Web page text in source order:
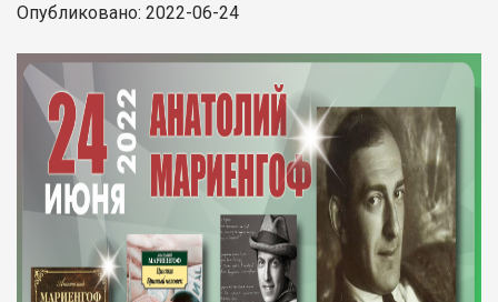
Опубликовано: 2022-06-24